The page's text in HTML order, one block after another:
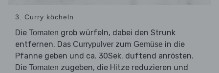
3. Curry köcheln
Die Tomaten grob würfeln, dabei den Strunk
entfernen. Das Currypulver zum Gemüse in die
Pfanne geben und ca. 30Sek. duftend anrösten.
Die Tomaten zugeben, die Hitze reduzieren und